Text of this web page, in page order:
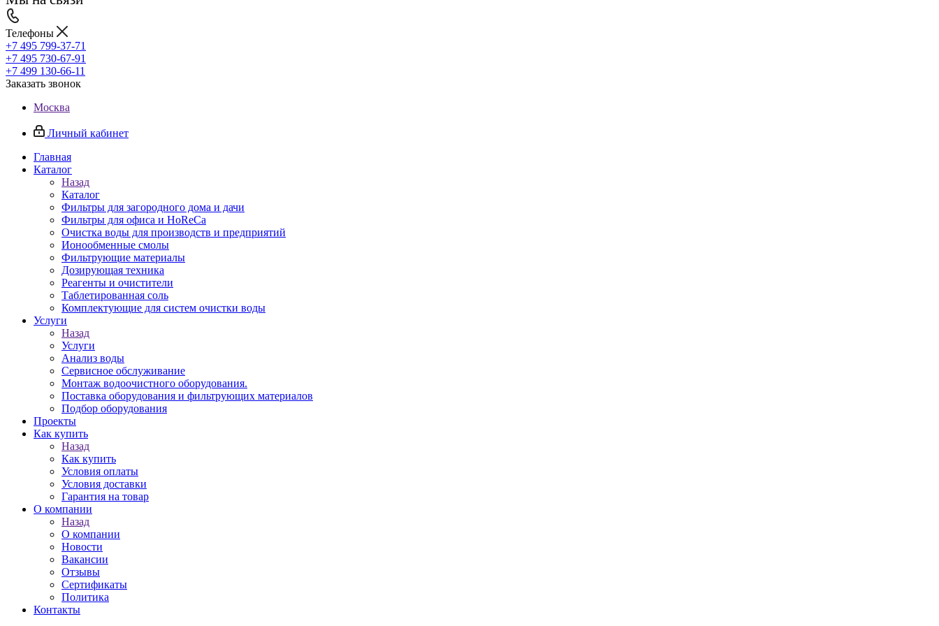
Телефоны
+7 495 799-37-71
+7 495 730-67-91
+7 499 130-66-11
Заказать звонок
Москва
Личный кабинет
Главная
Каталог
Назад
Каталог
Фильтры для загородного дома и дачи
Фильтры для офиса и HoReCa
Очистка воды для производств и предприятий
Ионообменные смолы
Фильтрующие материалы
Дозирующая техника
Реагенты и очистители
Таблетированная соль
Комплектующие для систем очистки воды
Услуги
Назад
Услуги
Анализ воды
Сервисное обслуживание
Монтаж водоочистного оборудования.
Поставка оборудования и фильтрующих материалов
Подбор оборудования
Проекты
Как купить
Назад
Как купить
Условия оплаты
Условия доставки
Гарантия на товар
О компании
Назад
О компании
Новости
Вакансии
Отзывы
Сертификаты
Политика
Контакты